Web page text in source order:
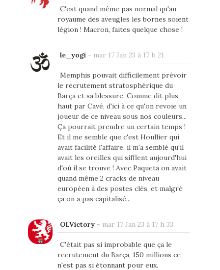
C'est quand même pas normal qu'au
royaume des aveugles les bornes soient
légion ! Macron, faites quelque chose !
le_yogi- mar 17 Jan 23 à 17 h 21
Memphis pouvait difficilement prévoir
le recrutement stratosphérique du
Barça et sa blessure. Comme dit plus
haut par Cavé, d'ici à ce qu'on revoie un
joueur de ce niveau sous nos couleurs...
Ça pourrait prendre un certain temps !
Et il me semble que c'est Houllier qui
avait facilité l'affaire, il m'a semblé qu'il
avait les oreilles qui sifflent aujourd'hui
d'où il se trouve ! Avec Paqueta on avait
quand même 2 cracks de niveau
européen à des postes clés, et malgré
ça on a pas capitalisé...
OLVictory- mar 17 Jan 23 à 17 h 33
C'était pas si improbable que ça le
recrutement du Barça, 150 millions ce
n'est pas si étonnant pour eux.